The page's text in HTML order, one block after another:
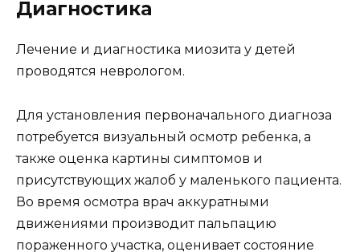
Диагностика
Лечение и диагностика миозита у детей
проводятся неврологом.
Для установления первоначального диагноза
потребуется визуальный осмотр ребенка, а
также оценка картины симптомов и
присутствующих жалоб у маленького пациента.
Во время осмотра врач аккуратными
движениями производит пальпацию
пораженного участка, оценивает состояние